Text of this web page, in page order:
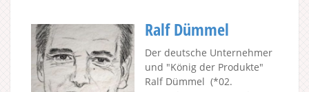
Ralf Dümmel
Der deutsche Unternehmer
und "König der Produkte"
Ralf Dümmel (*02.